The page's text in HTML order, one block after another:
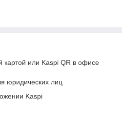
картой или Kaspi QR в офисе
юридических лиц
Kaspi